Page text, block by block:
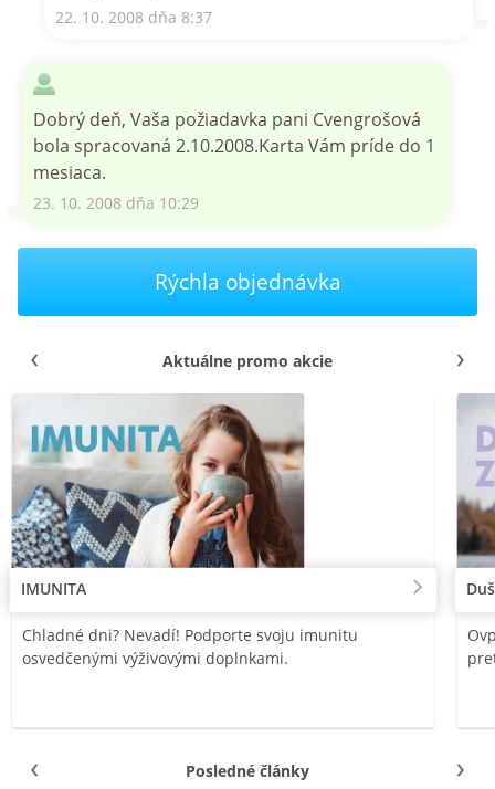
22. 10. 2008 dňa 8:37
Dobrý deň, Vaša požiadavka pani Cvengrošová
bola spracovaná 2.10.2008.Karta Vám príde do 1
mesiaca.
23. 10. 2008 dňa 10:29
Rýchla objednávka
Aktuálne promo akcie
IMUNITA
Chladné dni? Nevadí! Podporte svoju imunitu
osvedčenými výživovými doplnkami.
Posledné články